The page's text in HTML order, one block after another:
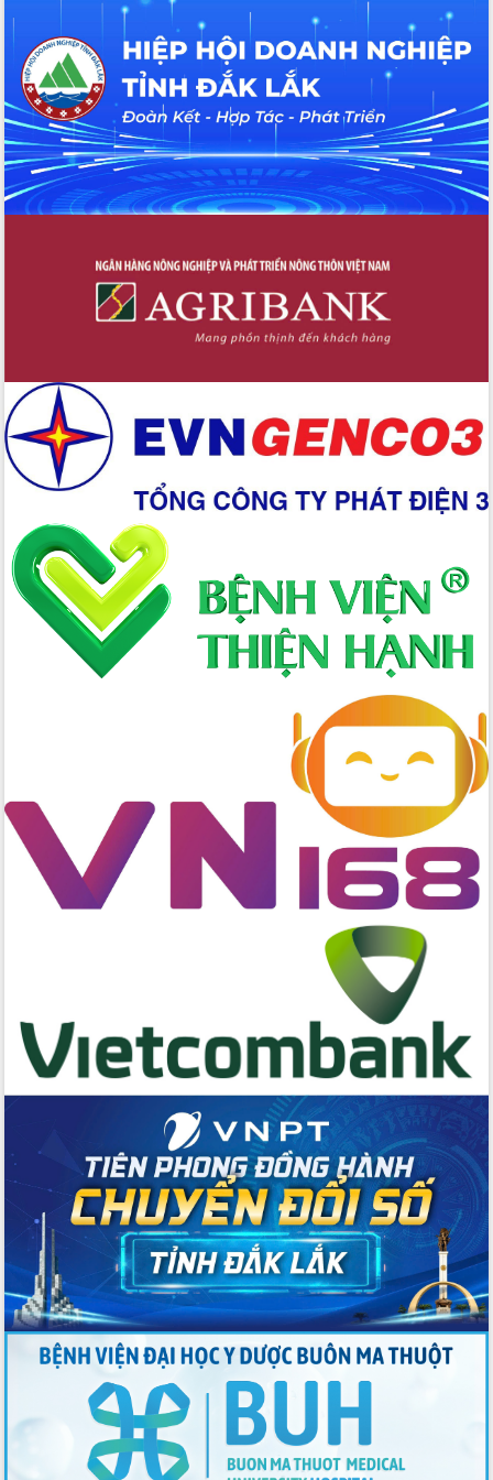
với Tập đoàn Bưu chính Viễn thông
Việt Nam
Thứ trưởng Bộ Y tế làm việc với tỉnh
Đắk Lắk về phát triển nhân lực y tế
cho trạm y tế cấp xã
Du lịch Đắk Lắk nâng tầm trải nghiệm
du khách thông qua Hệ thống cơ sở dữ
liệu và Bản đồ số
Tập huấn ứng dụng trí tuệ nhân tạo (AI)
Đoàn đại biểu Quốc hội tỉnh Đắk Lắk
trao đổi thông tin trước Kỳ họp thứ
nhất, Quốc hội khóa XVI
Quyết liệt cải cách hành chính, khơi
Nâng cao hiệu lực, hiệu quả HĐND
tỉnh thông qua hiện đại hóa hành chính
Xã Ea Phê gắn cải cách hành chính với
chuyển đổi số
Phó Chủ tịch Thường trực UBND tỉnh
Hồ Thị Nguyên Thảo làm việc tại Trung
tâm Phục vụ hành chính công xã Ea
Phê
Xây dựng nền hành chính số đồng
hành cùng nông dân dân, doanh nghiệp
Giai đoạn 2026-2030, Đắk Lắk phấn
đấu có 77% xã đạt chuẩn nông thôn
Ứng dụng sinh trắc học - Bước tiến
trong hành trình chuyển đổi số tại Đắk
Lắk
Đắk Lắk nâng cao hiệu quả công tác
Đảng từ Sổ tay đảng viên điện tử
chuyển đổi số cho cán bộ, công chức
cấp xã
Đắk Lắk phát động hưởng ứng Ngày
Quyền của người tiêu dùng Việt Nam
Đẩy mạnh cải cách hành chính, quyết
tâm đạt được mục tiêu tăng trưởng
hai con số trong năm 2026
Tổ chức trang trọng Lễ hội Đền thờ
Lương Văn Chánh năm 2026
Phó Bí thư Tỉnh ủy Đắk Lắk Đỗ Hữu
Huy giữ chức Bí thư Đảng ủy Ủy Ban
Nhân dân tỉnh
Bệnh án điện tử thúc đẩy chuyển đổi
số y tế tại Đắk Lắk
Chuyển đổi số thư viện: Mở rộng
không gian tri thức trong thời đại số
Đánh giá, rút kinh nghiệm công tác tổ
chức diễn tập trước ngày bầu cử